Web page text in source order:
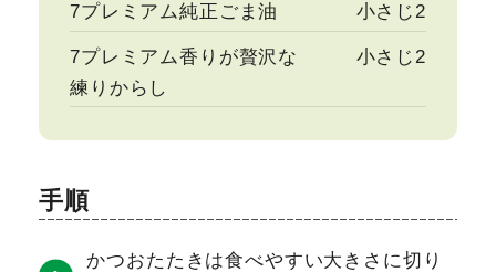
7プレミアム純正ごま油 小さじ2
7プレミアム香りが贅沢な
練りからし
小さじ2
手順
かつおたたきは食べやすい大きさに切り